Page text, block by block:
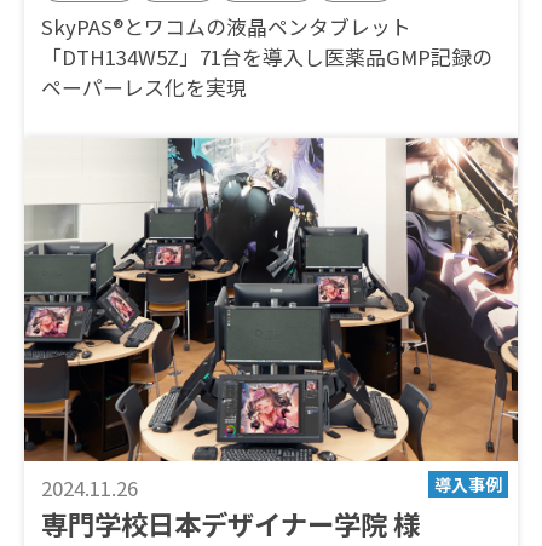
SkyPAS®とワコムの液晶ペンタブレット
「DTH134W5Z」71台を導入し医薬品GMP記録の
ペーパーレス化を実現
2024.11.26
専門学校日本デザイナー学院 様